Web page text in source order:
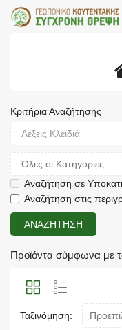
Κριτήρια Αναζήτησης
Αναζήτηση σε
Αναζήτηση στις
Προϊόντα σύμφωνα με
Ταξινόμηση: